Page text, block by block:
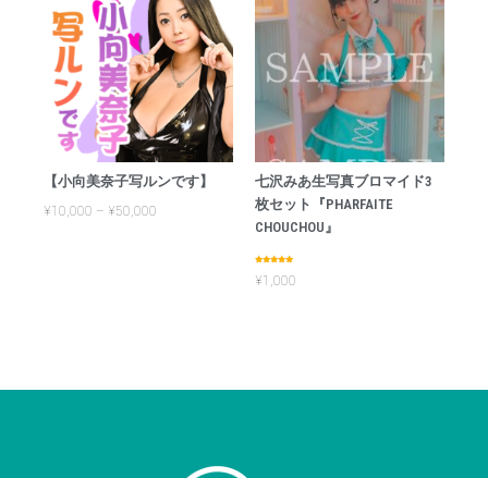
【小向美奈子写ルンです】
¥10,000 – ¥50,000
七沢みあ生写真ブロマイド3
枚セット『PHARFAITE
CHOUCHOU』
5.00
out of 5
¥1,000